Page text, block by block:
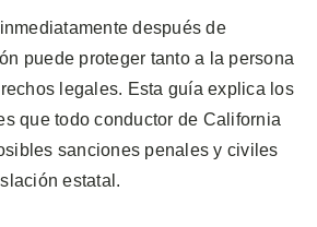
después de
puede proteger tanto a la persona
legales. Esta guía explica los
que todo conductor de California
sanciones penales y civiles
estatal.